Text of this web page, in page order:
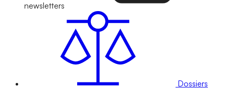
newsletters
Dossiers